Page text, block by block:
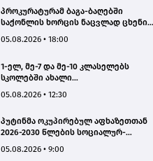
პროკურატურამ ბაგა-ბაღებში
საქონლის ხორცის ნაცვლად ცხენის
ბრალდება წარუდგინა
05.08.2026 • 18:00
1-ელ, მე-7 და მე-10 კლასელებს
სკოლებში ახალი
პროგრამები დახვდებათ - ასევე
რომლითაც საგაკვეთილო პროცესში
ტელეფონების გამოყენება
იზღუდება
05.08.2026 • 12:30
პუტინმა ოკუპირებულ აფხაზეთთან
2026-2030 წლების სოციალურ-
შეთანხმების რატიფიცირებას ხელი
05.08.2026 • 9:00